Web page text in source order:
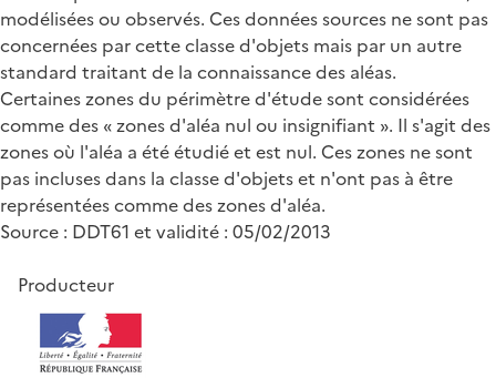
modélisées ou observés. Ces données sources ne sont pas
concernées par cette classe d'objets mais par un autre
standard traitant de la connaissance des aléas.
Certaines zones du périmètre d'étude sont considérées
comme des « zones d'aléa nul ou insignifiant ». Il s'agit des
zones où l'aléa a été étudié et est nul. Ces zones ne sont
pas incluses dans la classe d'objets et n'ont pas à être
représentées comme des zones d'aléa.
Source : DDT61 et validité : 05/02/2013
Producteur